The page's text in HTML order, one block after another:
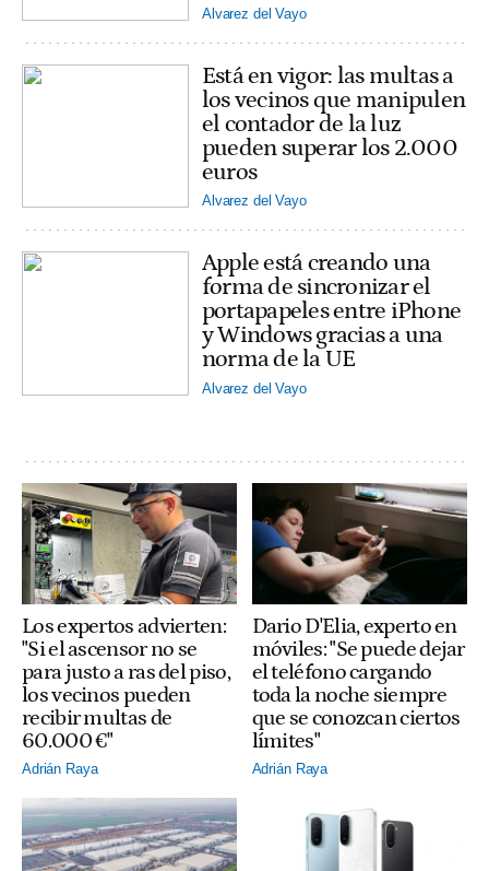
Alvarez del Vayo
Está en vigor: las multas a
los vecinos que manipulen
el contador de la luz
pueden superar los 2.000
euros
Alvarez del Vayo
Apple está creando una
forma de sincronizar el
portapapeles entre iPhone
y Windows gracias a una
norma de la UE
Alvarez del Vayo
Los expertos advierten:
"Si el ascensor no se
para justo a ras del piso,
los vecinos pueden
recibir multas de
60.000 €"
Adrián Raya
Dario D'Elia, experto en
móviles: "Se puede dejar
el teléfono cargando
toda la noche siempre
que se conozcan ciertos
límites"
Adrián Raya